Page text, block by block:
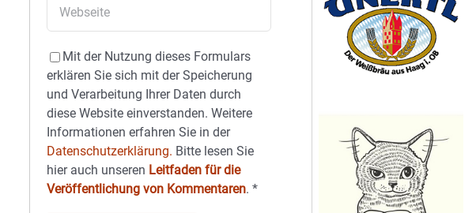
Mit der Nutzung dieses Formulars
erklären Sie sich mit der Speicherung
und Verarbeitung Ihrer Daten durch
diese Website einverstanden. Weitere
Informationen erfahren Sie in der
Datenschutzerklärung. Bitte lesen Sie
hier auch unseren Leitfaden für die
Veröffentlichung von Kommentaren.*